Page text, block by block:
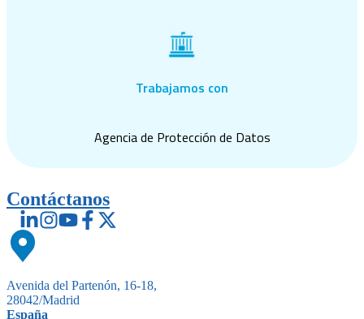
Trabajamos con
Agencia de Protección de Datos
Contáctanos
Avenida del Partenón, 16-18,
28042/Madrid
España